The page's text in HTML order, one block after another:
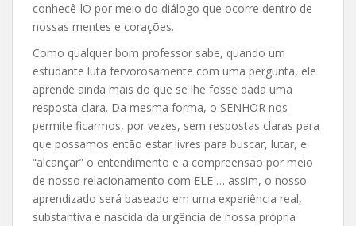
conhecê-lO por meio do diálogo que ocorre dentro de
nossas mentes e corações.
Como qualquer bom professor sabe, quando um
estudante luta fervorosamente com uma pergunta, ele
aprende ainda mais do que se lhe fosse dada uma
resposta clara. Da mesma forma, o SENHOR nos
permite ficarmos, por vezes, sem respostas claras para
que possamos então estar livres para buscar, lutar, e
“alcançar” o entendimento e a compreensão por meio
de nosso relacionamento com ELE … assim, o nosso
aprendizado será baseado em uma experiência real,
substantiva e nascida da urgência de nossa própria